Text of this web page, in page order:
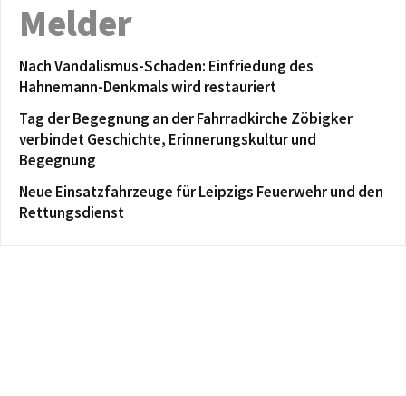
Melder
Nach Vandalismus-Schaden: Einfriedung des
Hahnemann-Denkmals wird restauriert
Tag der Begegnung an der Fahrradkirche Zöbigker
verbindet Geschichte, Erinnerungskultur und
Begegnung
Neue Einsatzfahrzeuge für Leipzigs Feuerwehr und den
Rettungsdienst